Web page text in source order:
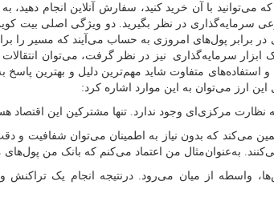
می‌توانید با آن خرید کنید، سفارش‌ آنلاین انجام
سرمایه‌گذاری در نظر بگیرید. دو ویژگی اصلی بیت
در برابر پول‌های امروزی به حساب می‌آیند که مسیر را
ابزار سرمایه‌گذاری نیز در نظر گرفت، می‌توان
متفاوت شاید مهم‌ترین دلیل و بهترین پاسخ
ارز می‌توان به این موارد اشاره کرد:
نظارت مرکزی‌ای وجود ندارد. تنها مشترکین این اقتصاد
می‌کند که بدون نیاز به اطمینان می‌توان شفافیت و
به‌عنوان‌مثال من اعتماد می‌کنم که بانک من
واسطه از میان می‌رود. درنتیجه انجام یک